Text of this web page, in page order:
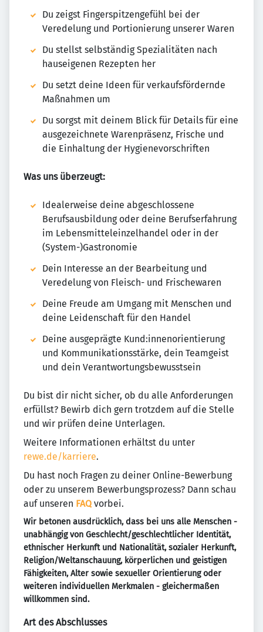
Du zeigst Fingerspitzengefühl bei der
Veredelung und Portionierung unserer Waren
Du stellst selbständig Spezialitäten nach
hauseigenen Rezepten her
Du setzt deine Ideen für verkaufsfördernde
Maßnahmen um
Du sorgst mit deinem Blick für Details für eine
ausgezeichnete Warenpräsenz, Frische und
die Einhaltung der Hygienevorschriften
Was uns überzeugt:
Idealerweise deine abgeschlossene
Berufsausbildung oder deine Berufserfahrung
im Lebensmitteleinzelhandel oder in der
(System-)Gastronomie
Dein Interesse an der Bearbeitung und
Veredelung von Fleisch- und Frischewaren
Deine Freude am Umgang mit Menschen und
deine Leidenschaft für den Handel
Deine ausgeprägte Kund:innenorientierung
und Kommunikationsstärke, dein Teamgeist
und dein Verantwortungsbewusstsein
Du bist dir nicht sicher, ob du alle Anforderungen
erfüllst? Bewirb dich gern trotzdem auf die Stelle
und wir prüfen deine Unterlagen.
Weitere Informationen erhältst du unter
rewe.de/karriere.
Du hast noch Fragen zu deiner Online-Bewerbung
oder zu unserem Bewerbungsprozess? Dann schau
auf unseren FAQvorbei.
Wir betonen ausdrücklich, dass bei uns alle Menschen -
unabhängig von Geschlecht/geschlechtlicher Identität,
ethnischer Herkunft und Nationalität, sozialer Herkunft,
Religion/Weltanschauung, körperlichen und geistigen
Fähigkeiten, Alter sowie sexueller Orientierung oder
weiteren individuellen Merkmalen - gleichermaßen
willkommen sind.
Art des Abschlusses